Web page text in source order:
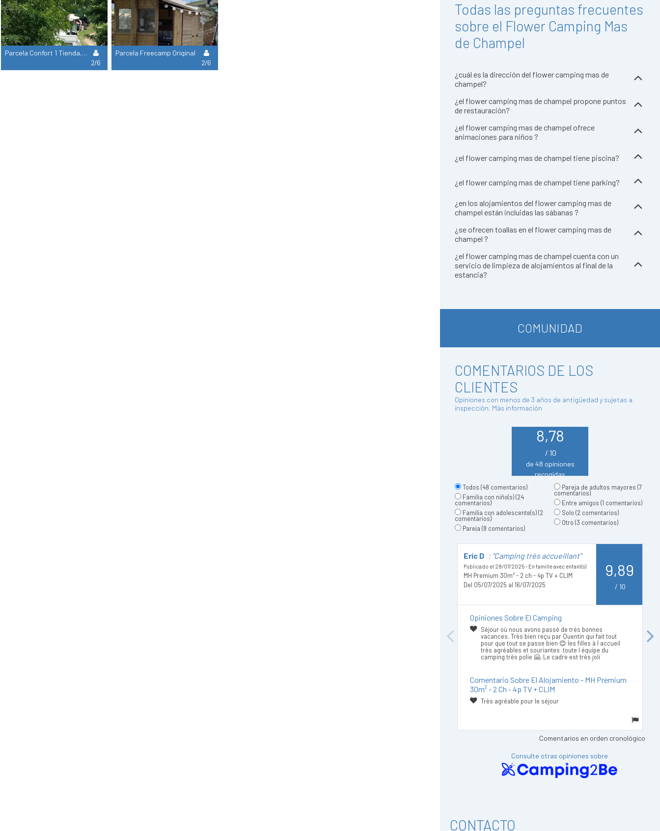
Parcela Confort 1 Tienda, Caravana, Autocaravana / 1 Coche / Electricidad
2/6
Parcela Freecamp Original
2/6
Todas las preguntas frecuentes
sobre el Flower Camping Mas
de Champel
¿cuál es la dirección del flower camping mas de
champel?
¿el flower camping mas de champel propone puntos
de restauración?
¿el flower camping mas de champel ofrece
animaciones para niños ?
¿el flower camping mas de champel tiene piscina?
¿el flower camping mas de champel tiene parking?
¿en los alojamientos del flower camping mas de
champel están incluidas las sábanas ?
¿se ofrecen toallas en el flower camping mas de
champel ?
¿el flower camping mas de champel cuenta con un
servicio de limpieza de alojamientos al final de la
estancia?
COMUNIDAD
COMENTARIOS DE LOS
CLIENTES
Opiniones con menos de 3 años de antigüedad y sujetas a
inspección. Más información
8,78
/ 10
de 48 opiniones
recogidas
Todos (48 comentarios)
Familia con niño(s)(24
comentarios)
Familia con adolescente(s)(2
comentarios)
Pareja (8 comentarios)
Pareja de adultos mayores (7
comentarios)
Entre amigos (1 comentarios)
Solo (2 comentarios)
Otro (3 comentarios)
Previous
Eric D : "Camping très accueillant"
Publicado el 28/07/2025 - En famille avec enfant(s)
MH Premium 30m² - 2 ch - 4p TV + CLIM
Del 05/07/2025 al 16/07/2025
9,89
/ 10
Opiniones Sobre El Camping
Séjour où nous avons passé de très bonnes
vacances. Très bien reçu par Quentin qui fait tout
pour que tout se passe bien 😊 les filles à l accueil
très agréables et souriantes .toute l équipe du
camping très polie 🤗. Le cadre est très joli
Comentario Sobre El Alojamiento - MH Premium
30m² - 2 Ch - 4p TV + CLIM
Très agréable pour le séjour
Next
Comentarios en orden cronológico
Consulte otras opiniones sobre
CONTACTO